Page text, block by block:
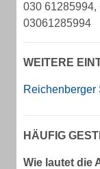
030 61285994,
03061285994
WEITERE
Reichenberger
HÄUFIG
Wie lautet die